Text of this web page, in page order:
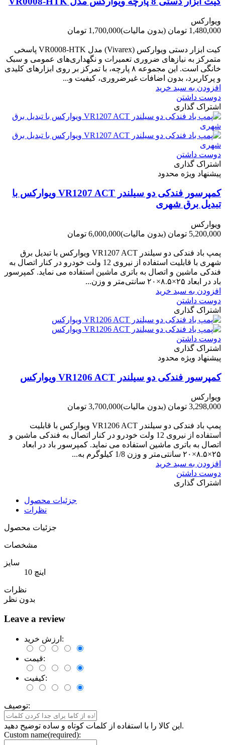
ویوارکس
1,480,000 تومان
(بدون مالیات)1,700,000 تومان
کیت ابزار دستی ویوارکس (Vivarex) مدل VR0008-HTK پاسخی
متمرکز به نیازهای ضروری تعمیرات و نگهداری‌های عمومی و سبک
خانگی است. این مجموعه ۸ پارچه، با تمرکز بر روی ابزارهای کلیدی
و پرکاربرد، بدون اضافات غیرضروری، کیفیت و...
افزودن به سبد خرید
دوست داشتن
اشتراک گذاری
دوست داشتن
اشتراک گذاری
پیشنهاد ویژه محدود
کمپرسور فندکی دو سیلندر VR1207 ACT ویوارکس با
تبدیل برق شهری
ویوارکس
5,200,000 تومان
(بدون مالیات)6,000,000 تومان
پمپ باد فندکی دو سیلندر VR1207 ACT ویوارکس با تبدیل برق
شهری با قابلیت استفاده از نیروی 12 ولت خودرو در کنار اتصال به
فندکی ماشین و اتصال به باتری ماشین استفاده می نماید. کمپرسور
باد در ابعاد ۲۵×۸.۵×۲۰ سانتی‌متر و وزن...
افزودن به سبد خرید
دوست داشتن
اشتراک گذاری
دوست داشتن
اشتراک گذاری
پیشنهاد ویژه محدود
کمپرسور فندکی دو سیلندر VR1206 ACT ویوارکس
ویوارکس
3,298,000 تومان
(بدون مالیات)3,700,000 تومان
پمپ باد فندکی دو سیلندر VR1206 ACT ویوارکس با قابلیت
استفاده از نیروی 12 ولت خودرو در کنار اتصال به فندکی ماشین و
اتصال به باتری ماشین استفاده می نماید. کمپرسور باد در ابعاد
۲۵×۸.۵×۲۰ سانتی‌متر و وزن 1/8 کیلوگرم به...
افزودن به سبد خرید
دوست داشتن
اشتراک گذاری
جزئیات محصول
نظرات
جزئیات محصول
مشخصات
سایز
10 اینچ
نظرات
بدون نظر
Leave a review
ارزش خرید:
قیمت:
کیفیت:
توصیف:
این کالا را با استفاده از کلمات کوتاه و ساده توضیح دهید.
Custom name(required):